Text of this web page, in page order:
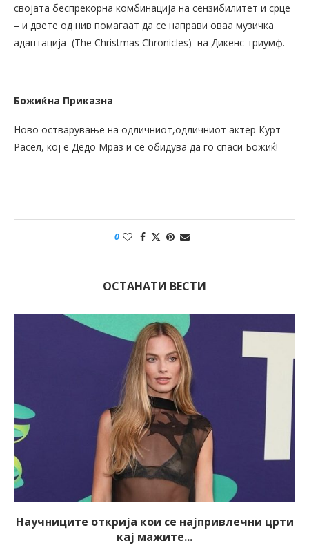
својата беспрекорна комбинација на сензибилитет и срце
– и двете од нив помагаат да се направи оваа музичка
адаптација (The Christmas Chronicles) на Дикенс триумф.
Божиќна Приказна
Ново остварување на одличниот,одличниот актер Курт
Расел, кој е Дедо Мраз и се обидува да го спаси Божиќ!
0
ОСТАНАТИ ВЕСТИ
Научниците открија кои се најпривлечни црти
кај мажите...